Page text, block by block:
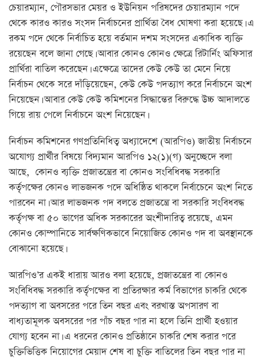
চেয়ারম্যান, পৌরসভার মেয়র ও ইউনিয়ন পরিষদের চেয়ারম্যান পদে
থেকে কারও কারও সংসদ নির্বাচনের প্রার্থিতা বৈধ ঘোষণা করা হয়েছে। এ
রকম পদে থেকে নির্বাচিত হয়ে বর্তমান দশম সংসদের একাধিক ব্যক্তি
রয়েছেন বলে জানা গেছে। আবার কোনও কোনও ক্ষেত্রে রিটার্নিং অফিসার
প্রার্থিরা বাতিল করেছেন। এক্ষেত্রে তাদের কেউ কেউ তা মেনে নিয়ে
নির্বাচন থেকে সরে দাঁড়িয়েছেন, কেউ কেউ পদত্যাগ করে নির্বাচনে অংশ
নিয়েছেন। আবার কেউ কেউ কমিশনের সিদ্ধান্তের বিরুদ্ধে উচ্চ আদালতে
গিয়ে রায় পেলে নির্বাচনে অংশ নিয়েছেন।
নির্বাচন কমিশনের গণপ্রতিনিধিত্ব অধ্যাদেশে (আরপিও) জাতীয় নির্বাচনে
অযোগ্য প্রার্থীর বিষয়ে বিদ্যমান আরপিও ১২(১)(গ) অনুচ্ছেদে বলা
আছে, কোনও ব্যক্তি প্রজাতন্ত্রের বা কোনও সংবিধিবদ্ধ সরকারি
কর্তৃপক্ষের কোনও লাভজনক পদে অধিষ্ঠিত থাকলে নির্বাচেনে অংশ নিতে
পারবেন না। আর লাভজনক পদ বলতে প্রজাতন্ত্রে বা সরকারি সংবিধবদ্ধ
কর্তৃপক্ষ বা ৫০ ভাগের অধিক সরকারের অংশীদারিত্ব রয়েছে, এমন
কোনও কোম্পানিতে সার্বক্ষণিকভাবে নিয়োজিত কোনও পদ বা অবস্থানকে
বোঝানো হয়েছে।
আরপিও’র একই ধারায় আরও বলা হয়েছে, প্রজাতন্ত্রের বা কোনও
সংবিধিবদ্ধ সরকারি কর্তৃপক্ষের বা প্রতিরক্ষার কর্ম বিভাগের চাকরি থেকে
পদত্যাগ বা অবসরের পরে তিন বছর এবং বরখাস্ত অপসারণ বা
বাধ্যতামূলক অবসরের পর পাঁচ বছর পার না হলে তিনি প্রার্থী হওয়ার
যোগ্য হবেন না। এ ধরনের কোনও প্রতিষ্ঠানে চাকরি শেষ করার পরে
চুক্তিভিত্তিক নিয়োগের মেয়াদ শেষ বা চুক্তি বাতিলের তিন বছর পার না